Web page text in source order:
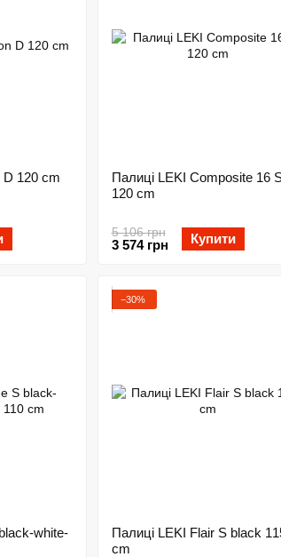
D 120 cm
Палиці LEKI Composite 16
120 cm
5 106 грн
3 574 грн Купити
white-
−30%
Палиці LEKI Flair S black
cm